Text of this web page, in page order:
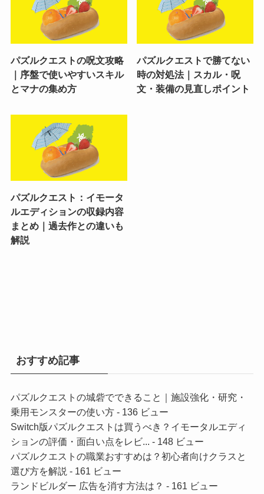
パズルクエストの呪文攻略
｜序盤で使いやすいスキル
とマナの集め方
パズルクエストで勝てない
時の対処法｜スカル・呪
文・装備の見直しポイント
パズルクエスト：イモータ
ルエディションの収録内容
まとめ｜過去作との違いも
解説
おすすめ記事
パズルクエストの城砦でできること｜施設強化・研究・
乗用モンスターの使い方- 136 ビュー
Switch版パズルクエストは買うべき？イモータルエディ
ションの評価・面白い点をレビ... - 148 ビュー
パズルクエストの職業おすすめは？初心者向けクラスと
選び方を解説 - 161 ビュー
ランドビルダー 広告を消す方法は？ - 161 ビュー